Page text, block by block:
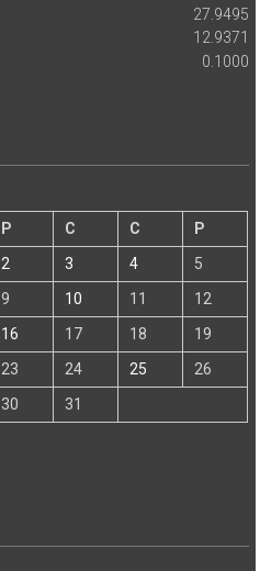
27.9495
12.9371
0.1000
P C C
P
2 3 4
5
9 10 11
12
16 17 18
19
23 24 25
26
30 31